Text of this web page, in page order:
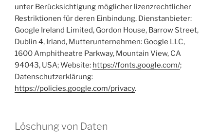
unter Berücksichtigung möglicher lizenzrechtlicher
Restriktionen für deren Einbindung. Dienstanbieter:
Google Ireland Limited, Gordon House, Barrow Street,
Dublin 4, Irland, Mutterunternehmen: Google LLC,
1600 Amphitheatre Parkway, Mountain View, CA
94043, USA; Website: https://fonts.google.com/;
Datenschutzerklärung:
https://policies.google.com/privacy.
Löschung von Daten